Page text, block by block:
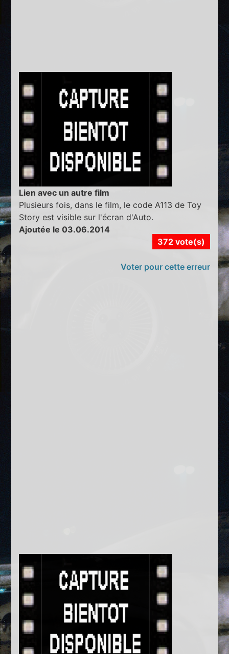
Lien avec un autre film
Plusieurs fois, dans le film, le code A113 de Toy
Story est visible sur l'écran d'Auto.
Ajoutée le 03.06.2014
372 vote(s)
Voter pour cette erreur